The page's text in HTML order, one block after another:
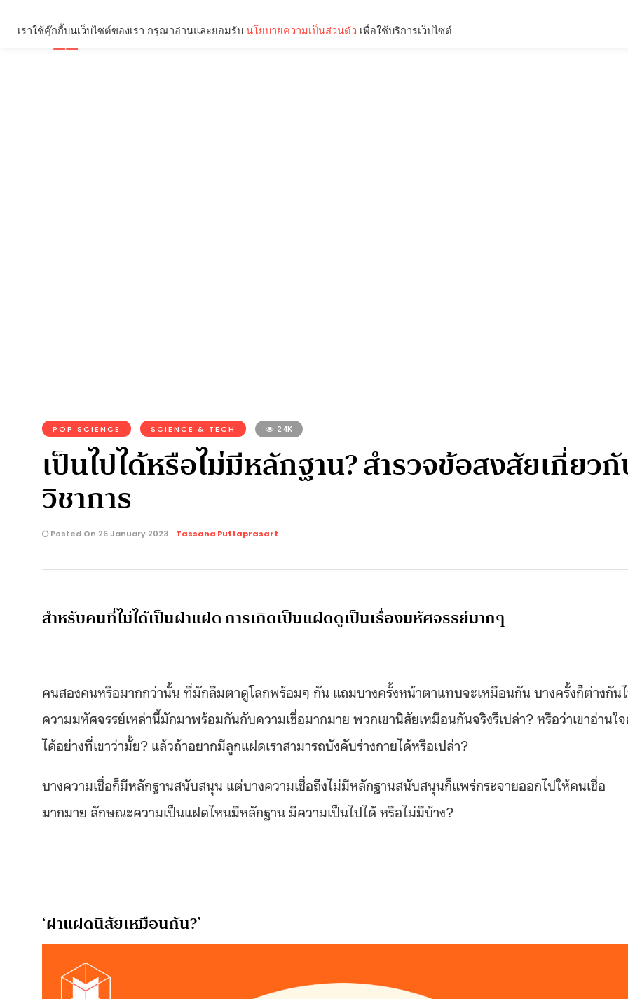
POP SCIENCE SCIENCE & TECH 2.4K
เป็นไปได้หรือไม่มีหลักฐาน? สำรวจข้อสงสัยเกี่ย
วิชาการ
Posted On 26 January 2023 Tassana Puttaprasart
สำหรับคนที่ไม่ได้เป็นฝาแฝด การเกิดเป็นแฝดดูเป็นเรื่องมหัศจรรย์มากๆ
คนสองคนหรือมากกว่านั้น ที่มักลืมตาดูโลกพร้อมๆ กัน แถมบางครั้งหน้าตาแทบจะเหมือนกัน บางครั้งก็ต่างกัน
ความมหัศจรรย์เหล่านี้มักมาพร้อมกันกับความเชื่อมากมาย พวกเขานิสัยเหมือนกันจริงรึเปล่า? หรือว่าเขาอ่านใ
ได้อย่างที่เขาว่ามั้ย? แล้วถ้าอยากมีลูกแฝดเราสามารถบังคับร่างกายได้หรือเปล่า?
บางความเชื่อก็มีหลักฐานสนับสนุน แต่บางความเชื่อถึงไม่มีหลักฐานสนับสนุนก็แพร่กระจายออกไปให้คนเชื่อ
มากมาย ลักษณะความเป็นแฝดไหนมีหลักฐาน มีความเป็นไปได้ หรือไม่มีบ้าง?
‘ฝาแฝดนิสัยเหมือนกัน?’
เราใช้คุ๊กกี้บนเว็บไซต์ของเรา กรุณาอ่านและยอมรับ นโยบายความเป็นส่วนตัว เพื่อใช้บริการเว็บไซต์